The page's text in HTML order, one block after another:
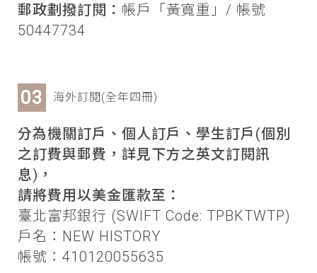
郵政劃撥訂閱： 帳戶「黃寬重」/ 帳號
50447734
海外訂閱(全年四冊)
分為機關訂戶、個人訂戶、學生訂戶(個別
之訂費與郵費，詳見下方之英文訂閱訊
息)，
請將費用以美金匯款至：
臺北富邦銀行 (SWIFT Code: TPBKTWTP)
戶名：NEW HISTORY
帳號：410120055635